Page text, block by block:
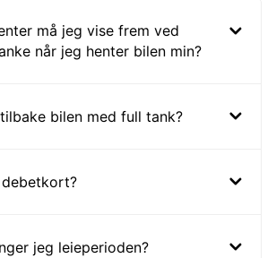
må jeg vise frem ved
når jeg henter bilen min?
bilen med full tank?
jeg leieperioden?